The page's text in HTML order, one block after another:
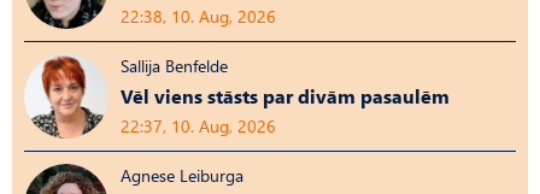
22:38, 10. Aug, 2026
Sallija Benfelde
Vēl viens stāsts par divām pasaulēm
22:37, 10. Aug, 2026
Agnese Leiburga